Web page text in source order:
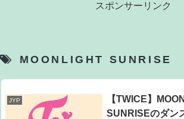
スポンサーリンク
MOONLIGHT SUNRISE
JYP
【TWICE】
SUNRISEのダン